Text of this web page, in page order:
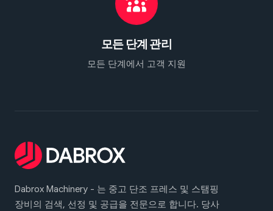
모든 단계 관리
모든 단계에서 고객 지원
Dabrox Machinery - 는 중고 단조 프레스 및 스탬핑
장비의 검색, 선정 및 공급을 전문으로 합니다. 당사